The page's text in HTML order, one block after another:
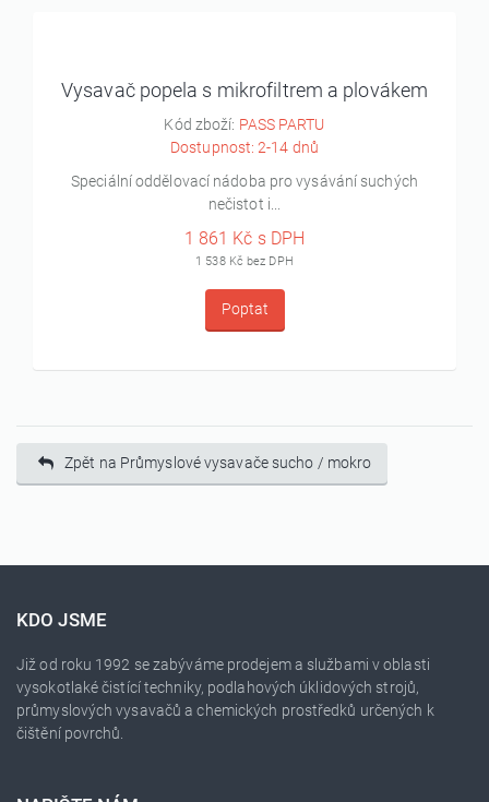
Vysavač popela s mikrofiltrem a plovákem
Kód zboží: PASS PARTU
Dostupnost: 2-14 dnů
Speciální oddělovací nádoba pro vysávání suchých
nečistot i...
1 861 Kč s DPH
1 538 Kč bez DPH
Poptat
Zpět na Průmyslové vysavače sucho / mokro
KDO JSME
Již od roku 1992 se zabýváme prodejem a službami v oblasti
vysokotlaké čistící techniky, podlahových úklidových strojů,
průmyslových vysavačů a chemických prostředků určených k
čištění povrchů.